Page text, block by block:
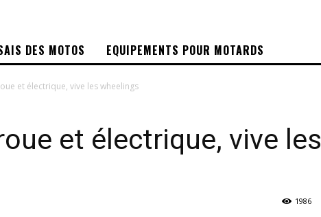
DES MOTOS EQUIPEMENTS POUR MOTARDS
et électrique, vive les wheelings
et électrique, vive les
1986